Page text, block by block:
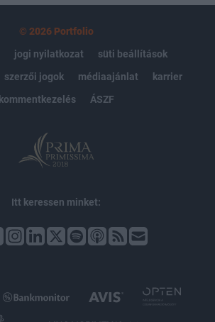
© 2026 Portfolio
jogi nyilatkozat
süti beállítások
szerzői jogok médiaajánlat
karrier
kommentkezelés
ÁSZF
Itt keressen minket: